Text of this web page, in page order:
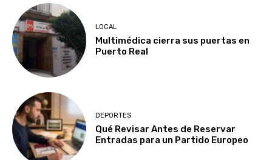
LOCAL
Multimédica cierra sus puertas en
Puerto Real
DEPORTES
Qué Revisar Antes de Reservar
Entradas para un Partido Europeo